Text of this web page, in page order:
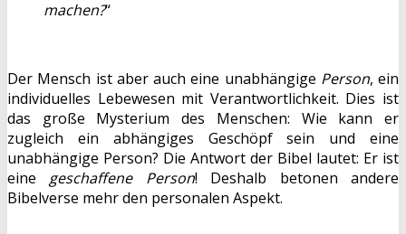
machen?“
Der Mensch ist aber auch eine unabhängige Person, ein
individuelles Lebewesen mit Verantwortlichkeit. Dies ist
das große Mysterium des Menschen: Wie kann er
zugleich ein abhängiges Geschöpf sein und eine
unabhängige Person? Die Antwort der Bibel lautet: Er ist
eine geschaffene Person! Deshalb betonen andere
Bibelverse mehr den personalen Aspekt.